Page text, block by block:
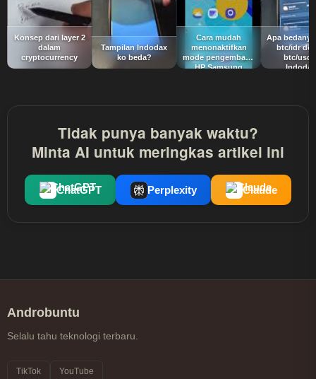
Konsep dari layer 2
dalam
cryptocurrency
Tampilan Indodax
ko beda?
Cara mudah
menonaktifkan
mode pengembang
HP Samsung
Apa
btc/idr
btc/usdt
Tidak punya banyak waktu?
Minta AI untuk meringkas artikel ini
ChatGPT Perplexity Claude
Androbuntu
Selalu tahu teknologi terbaru.
TikTok YouTube